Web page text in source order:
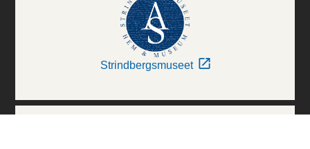
Strindbergsmuseet